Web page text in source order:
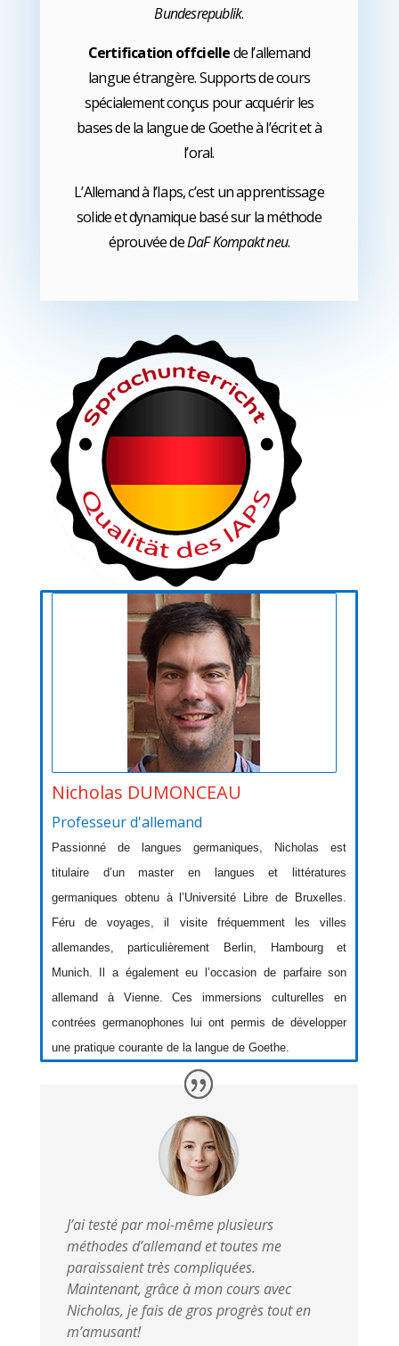
Bundesrepublik.
Certification offciellede l’allemand
langue étrangère. Supports de cours
spécialement conçus pour acquérir les
bases de la langue de Goethe à l’écrit et à
l’oral.
L’Allemand à l’Iaps, c’est un apprentissage
solide et dynamique basé sur la méthode
éprouvée deDaF Kompakt neu.
Nicholas DUMONCEAU
Professeur d'allemand
Passionné de langues germaniques, Nicholas est
titulaire d’un master en langues et littératures
germaniques obtenu à l’Université Libre de Bruxelles.
Féru de voyages, il visite fréquemment les villes
allemandes, particulièrement Berlin, Hambourg et
Munich. Il a également eu l’occasion de parfaire son
allemand à Vienne. Ces immersions culturelles en
contrées germanophones lui ont permis de développer
une pratique courante de la langue de Goethe.
J’ai testé par moi-même plusieurs
méthodes d’allemand et toutes me
paraissaient très compliquées.
Maintenant, grâce à mon cours avec
Nicholas, je fais de gros progrès tout en
m’amusant!